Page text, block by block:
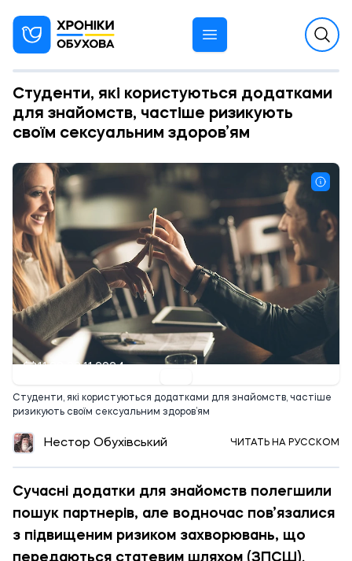
Cтуденти, які користуються додатками
для знайомств, частіше ризикують
своїм сексуальним здоров’ям
11:09 20.11.2024
Cтуденти, які користуються додатками для знайомств, частіше
ризикують своїм сексуальним здоров’ям
Нестор Обухівський ЧИТАТЬ НА РУССКОМ
Сучасні додатки для знайомств полегшили
пошук партнерів, але водночас пов’язалися
з підвищеним ризиком захворювань, що
передаються статевим шляхом (ЗПСШ).